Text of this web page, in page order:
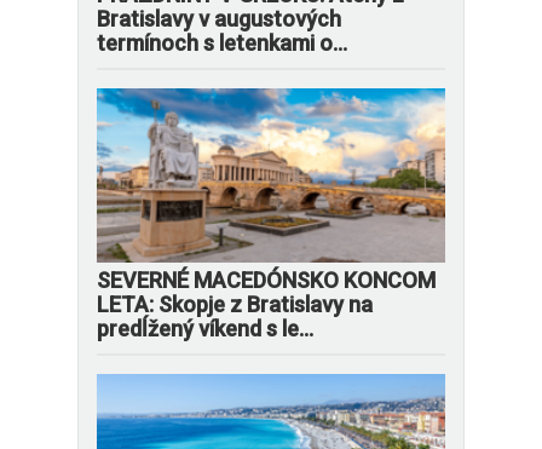
Bratislavy v augustových
termínoch s letenkami o...
SEVERNÉ MACEDÓNSKO KONCOM
LETA: Skopje z Bratislavy na
predĺžený víkend s le...